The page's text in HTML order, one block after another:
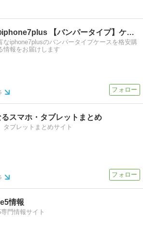
人気のiphone7plus 【バンパータイプ】ケースを激安
なiphone7plusのバンパータイプケースを格安購
情報をお届けします
スマホ・タブレットまとめ
タブレットまとめサイト
情報
門情報サイト